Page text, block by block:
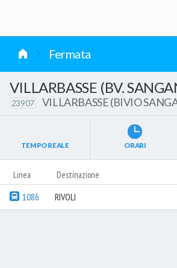
Fermata
VILLARBASSE (BV.
23907 VILLARBASSE (BIVIO
TEMPO REALE ORARI
Linea Destinazione
1086 RIVOLI